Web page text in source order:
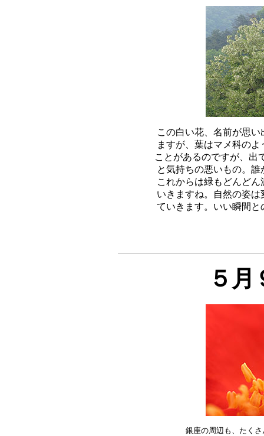
この白い花、名前が思
ますが、葉はマメ科の
ことがあるのですが、出
と気持ちの悪いもの。
これからは緑もどんど
いきますね。自然の姿
５月
銀座の周辺も、たく